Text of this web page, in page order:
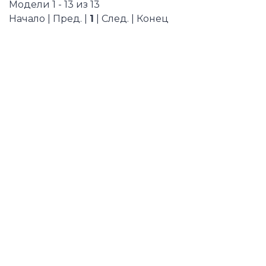
Модели 1 - 13 из 13
Начало | Пред. | 1 | След. | Конец